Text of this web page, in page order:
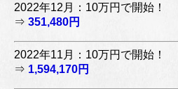
2022年12月：10万円で開始！
⇒ 351,480円
2022年11月：10万円で開始！
⇒ 1,594,170円